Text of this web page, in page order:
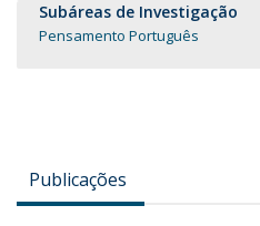
Subáreas de Investigação
Pensamento Português
Publicações